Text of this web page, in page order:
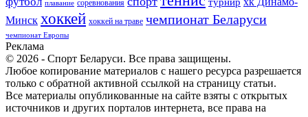
плавание соревнования
Минск хоккей хоккей на траве чемпионат Беларуси
чемпионат Европы
Реклама
© 2026 - Спорт Беларуси. Все права защищены.
Любое копирование материалов с нашего ресурса разрешается
только с обратной активной ссылкой на страницу статьи.
Все материалы опубликованные на сайте взяты с открытых
источников и других порталов интернета, все права на